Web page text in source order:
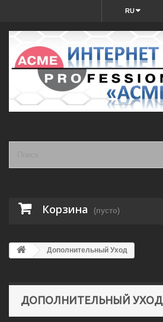
RU
Корзина (пусто)
Дополнительный Уход
ДОПОЛНИТЕЛЬНЫЙ УХОД